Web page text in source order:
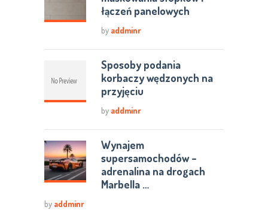
łączeń panelowych
by addminr
Sposoby podania
korbaczy wędzonych na
przyjęciu
by addminr
Wynajem
supersamochodów –
adrenalina na drogach
Marbella …
by addminr